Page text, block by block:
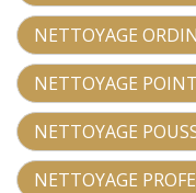
NETTOYAGE
NETTOYAGE
NETTOYAGE
NETTOYAGE